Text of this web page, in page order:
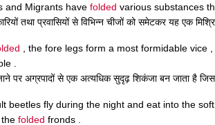
and Migrants have folded various substances
तथा प्रवासियों से विभिन्न चीजों को समेटकर यह एक
, the fore legs form a most formidable vice
.
पर अग्रपादों से एक अत्यधिक सुदृढ़ शिकंजा बन जाता है
beetles fly during the night and eat into the
folded fronds .